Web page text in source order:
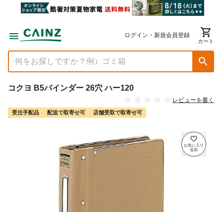
ログイン・新規会員登録
カート
コクヨ B5バインダー 26穴 ハー120
レビューを書く
受注手配品 配送で取寄せ可 店舗受取で取寄せ可